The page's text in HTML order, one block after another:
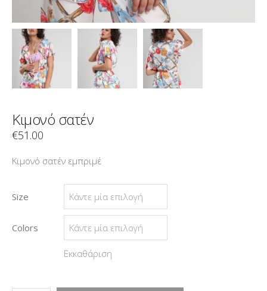
Κιμονό σατέν
€51.00
Κιμονό σατέν εμπριμέ
Size
Colors
Εκκαθάριση